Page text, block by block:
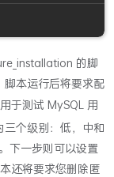
的脚
脚本运行后将要求配
于测试 MySQL 用
个级别：低，中和
下一步则可以设置
还将要求您删除匿